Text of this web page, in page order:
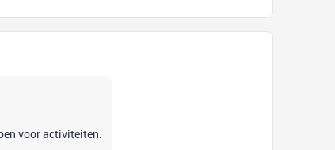
voor activiteiten.